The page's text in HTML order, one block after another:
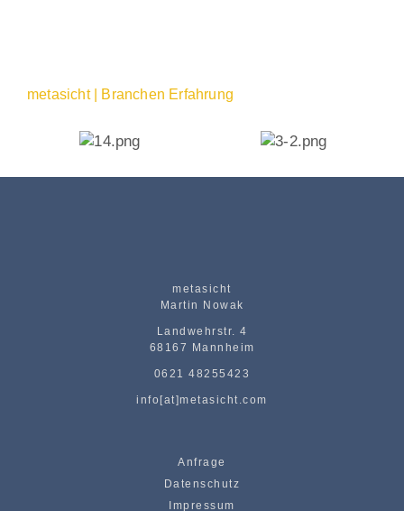
metasicht | Branchen Erfahrung
metasicht
Martin Nowak
Landwehrstr. 4
68167 Mannheim
0621 48255423
info[at]metasicht.com
Anfrage
Datenschutz
Impressum